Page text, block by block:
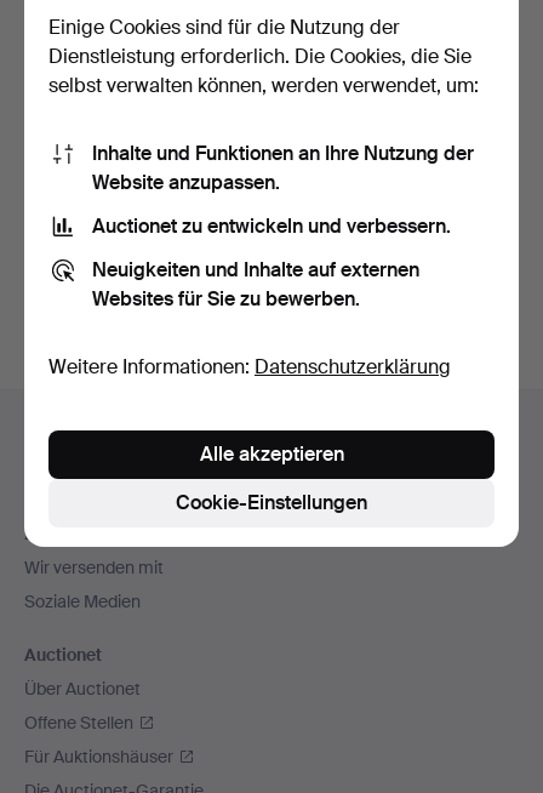
TEPPICH, "Sky", Merinos,
maschinengewebt, …
Suche speichern
Archiv
suchen.
Navigation
Hilfe und Kontakt
Kontakt mit dem Support aufnehmen
Zahlungsweisen
Wir versenden mit
Soziale Medien
Auctionet
Über Auctionet
Offene Stellen
Für Auktionshäuser
Einige Cookies sind für die Nutzung der
Dienstleistung erforderlich. Die Cookies, die Sie
selbst verwalten können, werden verwendet, um:
Inhalte und Funktionen an Ihre Nutzung der
Website anzupassen.
Auctionet zu entwickeln und verbessern.
Neuigkeiten und Inhalte auf externen
Websites für Sie zu bewerben.
Weitere Informationen: Datenschutzerklärung
Cookie-Einstellungen
Alle akzeptieren